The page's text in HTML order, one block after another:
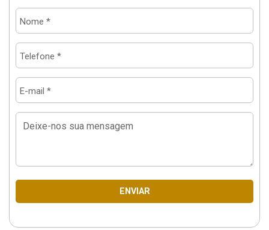
Nome *
Telefone *
E-mail *
Deixe-nos sua mensagem
ENVIAR